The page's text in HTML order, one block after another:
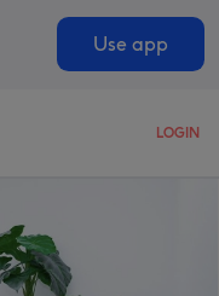
Use app
LOGIN